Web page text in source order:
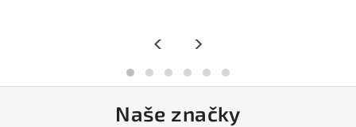
< >
Naše značky